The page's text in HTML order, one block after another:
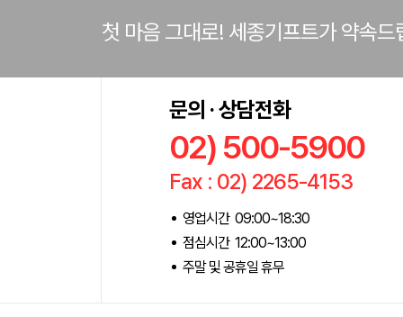
첫 마음 그대로! 세종기프트가 약속드
문의 · 상담전화
02) 500-5900
Fax : 02) 2265-4153
영업시간 09:00~18:30
점심시간 12:00~13:00
주말 및 공휴일 휴무